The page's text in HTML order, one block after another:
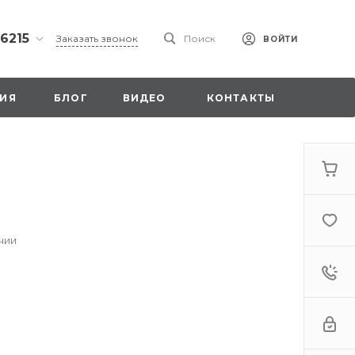
со
Заказать звонок Поиск ВОЙТИ
БЛОГ ВИДЕО КОНТАКТЫ